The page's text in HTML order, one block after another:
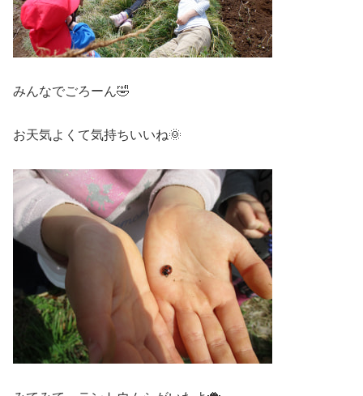
みんなでごろーん🤣
お天気よくて気持ちいいね🌞